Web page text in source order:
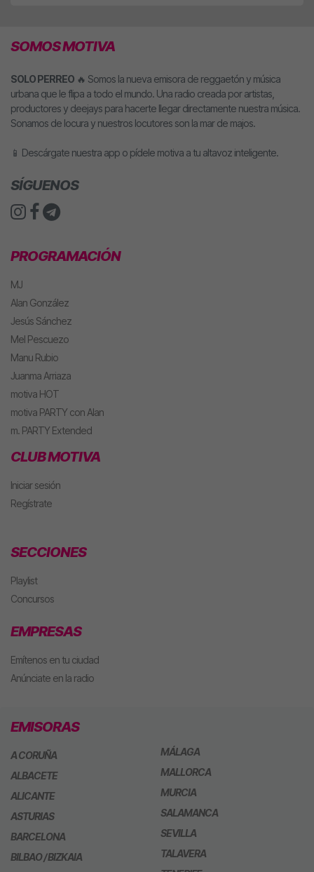
SOMOS MOTIVA
SOLO PERREO 🔥 Somos la nueva emisora de reggaetón y música
urbana que le flipa a todo el mundo. Una radio creada por artistas,
productores y deejays para hacerte llegar directamente nuestra música.
Sonamos de locura y nuestros locutores son la mar de majos.
📱 Descárgate nuestra app o pídele motiva a tu altavoz inteligente.
SÍGUENOS
PROGRAMACIÓN
MJ
Alan González
Jesús Sánchez
Mel Pescuezo
Manu Rubio
Juanma Arriaza
motiva HOT
motiva PARTY con Alan
m. PARTY Extended
CLUB MOTIVA
Iniciar sesión
Regístrate
SECCIONES
Playlist
Concursos
EMPRESAS
Emítenos en tu ciudad
Anúnciate en la radio
EMISORAS
A CORUÑA
ALBACETE
ALICANTE
ASTURIAS
BARCELONA
BILBAO / BIZKAIA
MÁLAGA
MALLORCA
MURCIA
SALAMANCA
SEVILLA
TALAVERA